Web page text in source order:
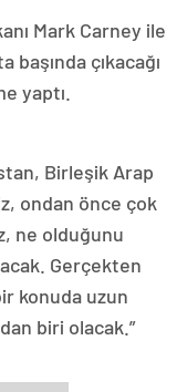
Mark Carney ile
başında çıkacağı
yaptı.
Birleşik Arap
ondan önce çok
ne olduğunu
Gerçekten
konuda uzun
biri olacak.”